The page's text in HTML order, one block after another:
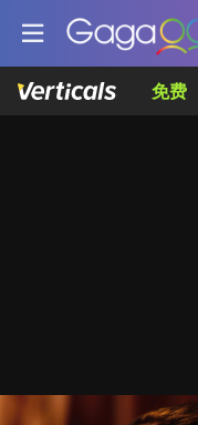
免费